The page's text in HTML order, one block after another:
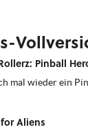
Pinball
mal wieder ein
Aliens